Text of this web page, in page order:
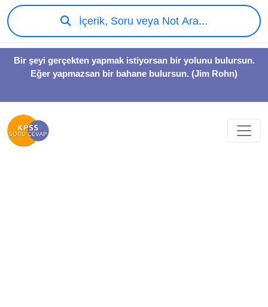
Bir şeyi gerçekten yapmak istiyorsan bir yolunu bulursun.
Eğer yapmazsan bir bahane bulursun. (Jim Rohn)
İçerik, Soru veya Not Ara...